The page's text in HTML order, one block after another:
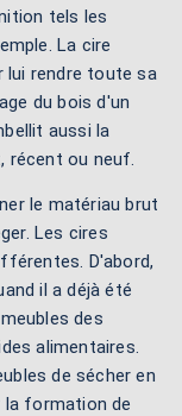
tels les
La cire
lui rendre toute sa
du bois d'un
aussi la
récent ou neuf.
le matériau brut
Les cires
D'abord,
il a déjà été
des
alimentaires.
de sécher en
formation de